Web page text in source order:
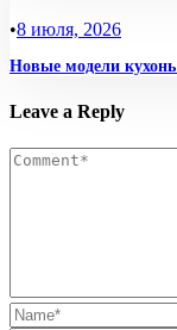
•8 июля, 2026
Новые модели
Leave a Reply